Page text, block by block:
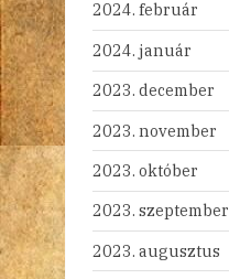
2024. február
2024. január
2023. december
2023. november
2023. október
2023. szeptember
2023. augusztus